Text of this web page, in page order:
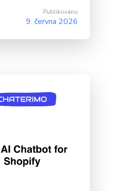
Publikováno
9. června 2026